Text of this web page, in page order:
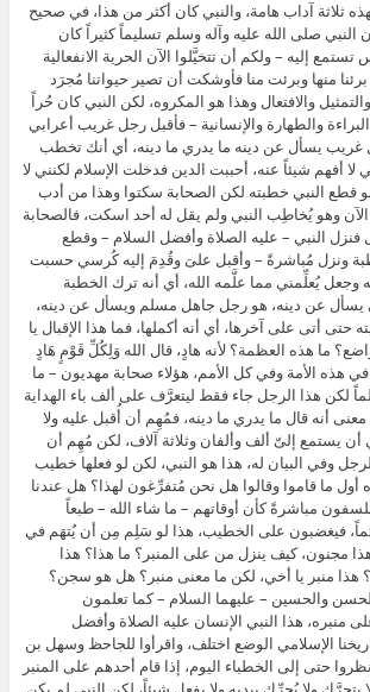
ثلاثة آداب هامة، والنبي كان أكثر من هذا، في صحيح
صلى الله عليه وآله وسلم تسليماً كثيراً كان
إليه – ولكم أن تتخيَّلوا الآن الحرية الانفعالية
منها وبرئت منا فأوشكت أن تصير حيواتنا مُجرَد
والافتعال وهذا هو المكروه، لكن النبي كان حُراً
والطهارة والإنسانية – فأقبل رجل غريب أعرابي
غريب يسأل عن دينه ما يدري ما دينه، أي أنك تخطب
أفهم شيئاً عنه، أحببت الدين فدخلت الإسلام لكنني لا
قطع النبي خطبته لكن الصحابة سكتوا وهذا من أدب
الآن وهو يُخاطِب النبي ولم يقل له أحد اسكت، فالصحابة
النبي – عليه الصلاة وأفضل السلام – وقطع
ونزل مُباشرةً – وأقبل علىَ وقُدِمَ إليه كُرسي حسبت
وجعل يُعلِّمني مما علَّمه الله، أي أنه ترك الخطبة
يسأل عن دينه، هو رجل جاهل مسلم ويسأل عن دينه،
أتى على آخرها، أي أنه أكملها، فما هذا الإقبال يا
ما هذه العظمة؟ لأنه هادٍ، قال الله وَلِكُلِّ قَوْمٍ هَادٍ
هذه الأمة وفي كل الأمم، هؤلاء صحابة مهديون – ما
لكن هذا الرجل جاء فقط ليتعرَّف على ألف باء الهداية
معنى أنه قال ما يدري ما دينه، فمُهِم أن أُقبل عليه ولا
أن يستمع إلىّ ألف وألفان وثلاثة آلاف، لكن مُهِم أن
وفي البيان له، هذا هو النبي، لكن لو فعلها خطيب
أول ما قاموا وقالوا هل نحن مُتفرِّغون لهذا؟ هل عندنا
مباشرةً كأن أوقاتهم – ما شاء الله – طبعاً
فيغضبون على الخطيب، هذا لو سَلِم مِن أن يُتهَم في
مجنون، كيف ينزل من على المنبر؟ ما هذا؟ هذا
هذا منبر يا أخي، لكن ما معنى منبر؟ هل هو سجن؟
والحسين – عليهما السلام – كما تعلمون
منبره، هذا النبي الإنسان عليه الصلاة وأفضل
الإسلامي الوضع اختلف، واقرأوا للجاحظ وسهل بن
حتى إلى الخطباء اليوم، إذا قام أحدهم على المنبر